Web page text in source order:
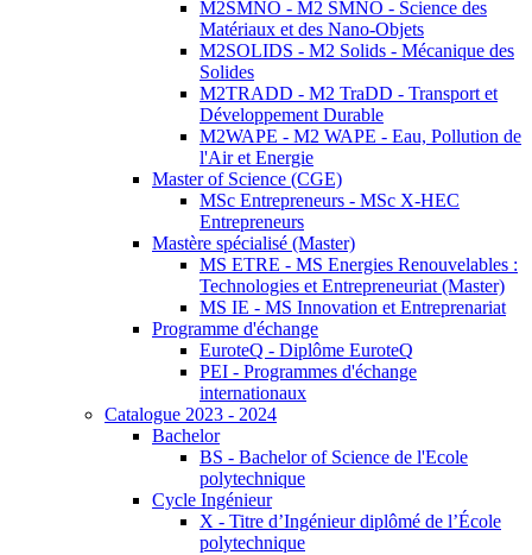
M2SMNO - M2 SMNO - Science des
Matériaux et des Nano-Objets
M2SOLIDS - M2 Solids - Mécanique des
Solides
M2TRADD - M2 TraDD - Transport et
Développement Durable
M2WAPE - M2 WAPE - Eau, Pollution de
l'Air et Energie
Master of Science (CGE)
MSc Entrepreneurs - MSc X-HEC
Entrepreneurs
Mastère spécialisé (Master)
MS ETRE - MS Energies Renouvelables :
Technologies et Entrepreneuriat (Master)
MS IE - MS Innovation et Entreprenariat
Programme d'échange
EuroteQ - Diplôme EuroteQ
PEI - Programmes d'échange
internationaux
Catalogue 2023 - 2024
Bachelor
BS - Bachelor of Science de l'Ecole
polytechnique
Cycle Ingénieur
X - Titre d’Ingénieur diplômé de l’École
polytechnique